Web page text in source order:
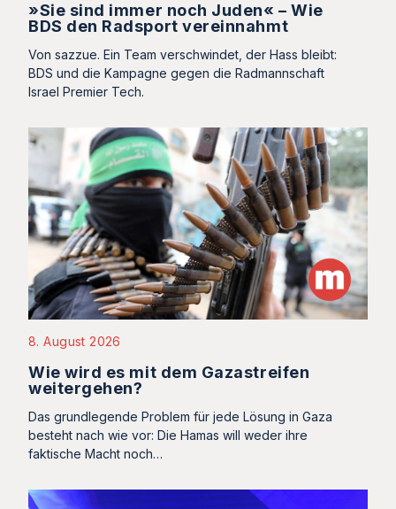
»Sie sind immer noch Juden« – Wie
BDS den Radsport vereinnahmt
Von sazzue. Ein Team verschwindet, der Hass bleibt:
BDS und die Kampagne gegen die Radmannschaft
Israel Premier Tech.
8. August 2026
Wie wird es mit dem Gazastreifen
weitergehen?
Das grundlegende Problem für jede Lösung in Gaza
besteht nach wie vor: Die Hamas will weder ihre
faktische Macht noch…